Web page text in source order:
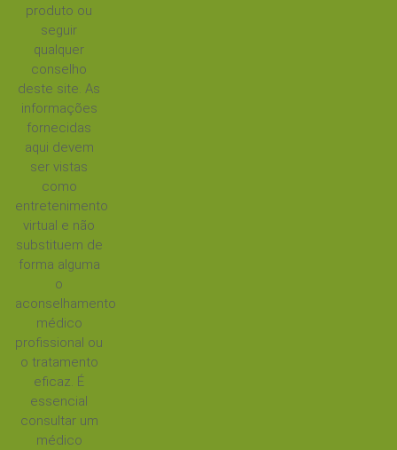
produto ou
seguir
qualquer
conselho
deste site. As
informações
fornecidas
aqui devem
ser vistas
como
entretenimento
virtual e não
substituem de
forma alguma
o
aconselhamento
médico
profissional ou
o tratamento
eficaz. É
essencial
consultar um
médico